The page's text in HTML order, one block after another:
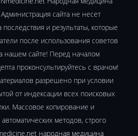
сайта не несет
последствия и результаты, которые
после использования советов
нашем сайте! Перед началом
проконсультируйтесь с врачом!
разрешено при условии
от индексации всех поисковых
Массовое копирование и
методов, строго
народная медицина